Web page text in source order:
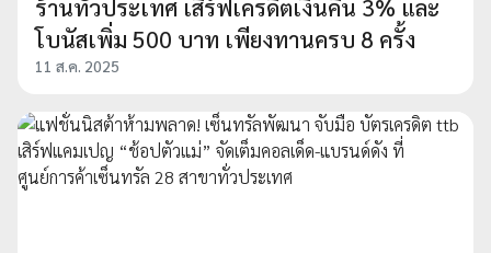
ร้านทั่วประเทศ เสิร์ฟเครดิตเงินคืน 3% และ
โบนัสเพิ่ม 500 บาท เพียงทานครบ 8 ครั้ง
11 ส.ค. 2025